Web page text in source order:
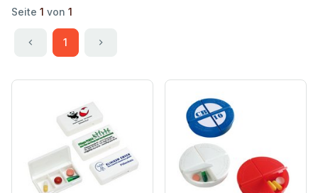
Seite 1 von 1
1